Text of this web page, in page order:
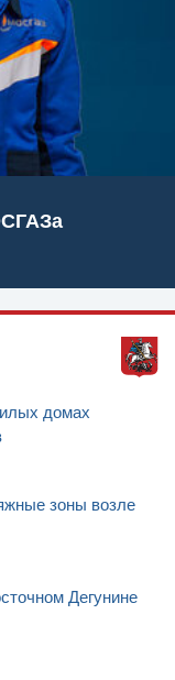
домах
зоны возле
Дегунине